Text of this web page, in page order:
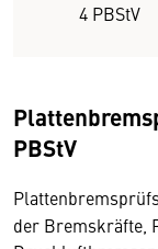
4 PBStV
PBStV
der Bremskräfte,